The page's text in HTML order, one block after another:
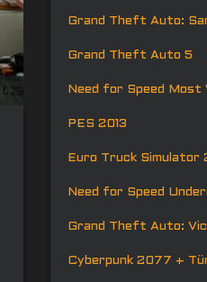
Grand Theft Auto:
Grand Theft Auto 5
Need for Speed Most
PES 2013
Euro Truck Simulator
Need for Speed
Grand Theft Auto:
Cyberpunk 2077 +